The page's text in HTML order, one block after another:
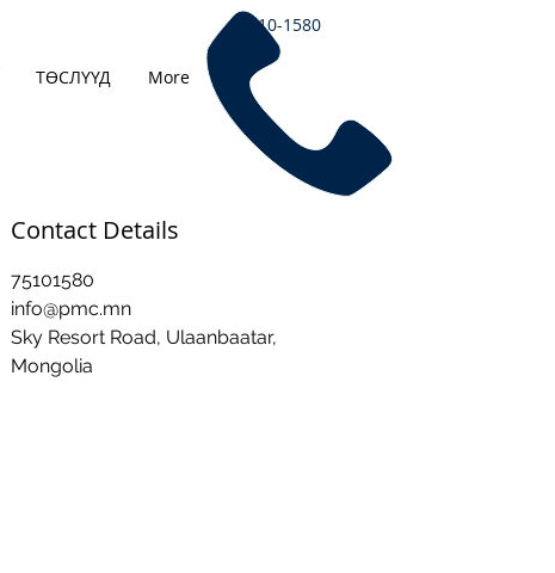
7510-1580
ТӨСЛҮҮД More
Contact Details
75101580
info@pmc.mn
Sky Resort Road, Ulaanbaatar,
Mongolia